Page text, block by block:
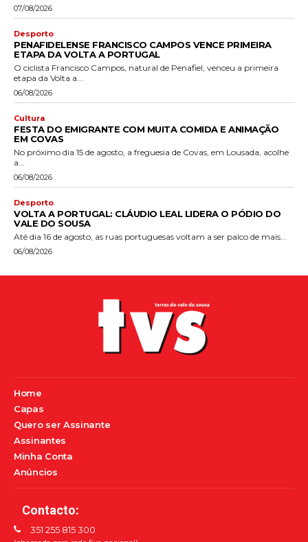
07/08/2026
Desporto
PENAFIDELENSE FRANCISCO CAMPOS VENCE PRIMEIRA
ETAPA DA VOLTA A PORTUGAL
O ciclista Francisco Campos, natural de Penafiel, venceu a primeira
etapa da Volta a...
06/08/2026
Cultura
FESTA DO EMIGRANTE COM MUITA COMIDA E ANIMAÇÃO
EM COVAS
No próximo dia 15 de agosto, a freguesia de Covas, em Lousada, acolhe
a...
06/08/2026
Desporto
VOLTA A PORTUGAL: CLÁUDIO LEAL LIDERA O PÓDIO DO
VALE DO SOUSA
Até dia 16 de agosto, as ruas portuguesas voltam a ser palco de mais...
06/08/2026
Home
Capas
Quero ser Assinante
Assinantes
Minha Conta
Anúncios
Contacto:
351 255 815 300